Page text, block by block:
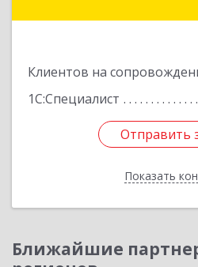
Клиентов на
1С:Специалист
Отправить
Показать
Отправить
Назад
Ближайшие